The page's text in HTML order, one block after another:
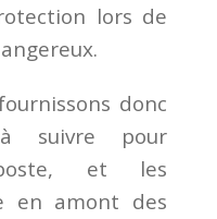
lors de
donc
suivre pour
et les
en amont des